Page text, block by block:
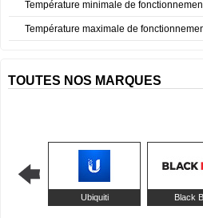
Température minimale de
Température maximale de
TOUTES NOS MARQUES
Ubiquiti Black